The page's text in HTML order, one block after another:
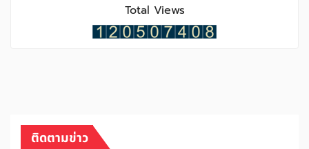
Total Views
ติดตามข่าว